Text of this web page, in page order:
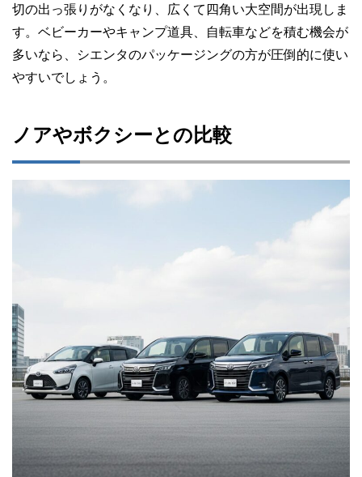
切の出っ張りがなくなり、広くて四角い大空間が出現しま
す。ベビーカーやキャンプ道具、自転車などを積む機会が
多いなら、シエンタのパッケージングの方が圧倒的に使い
やすいでしょう。
ノアやボクシーとの比較